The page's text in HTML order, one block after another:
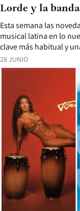
28 JUNIO
Esta semana las
musical latina en lo
clave más habitual y
Lorde y la banda